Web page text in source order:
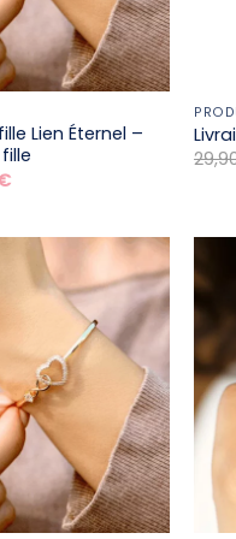
Lien Éternel –
Le
19,90 €.